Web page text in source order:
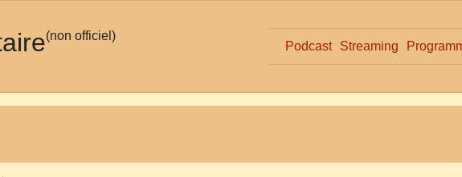
(non officiel)
Podcast Streaming